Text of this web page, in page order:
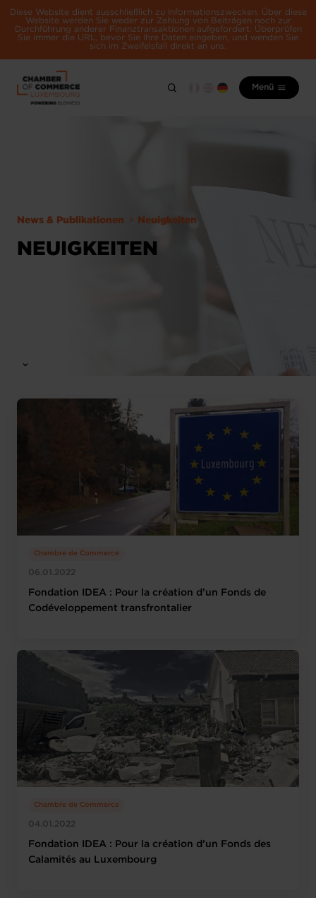
Diese Website dient ausschließlich zu Informationszwecken. Über diese
Website werden Sie weder zur Zahlung von Beiträgen noch zur
Durchführung anderer Finanztransaktionen aufgefordert. Überprüfen
Sie immer die URL, bevor Sie Ihre Daten eingeben, und wenden Sie
sich im Zweifelsfall direkt an uns.
Menü
News & Publikationen Neuigkeiten
NEUIGKEITEN
06.01.2022
Chambre de Commerce
Fondation IDEA : Pour la création d’un Fonds de
Codéveloppement transfrontalier
04.01.2022
Chambre de Commerce
Fondation IDEA : Pour la création d’un Fonds des
Calamités au Luxembourg